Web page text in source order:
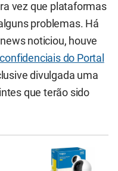
vez que plataformas
problemas. Há
noticiou, houve
do Portal
divulgada uma
que terão sido